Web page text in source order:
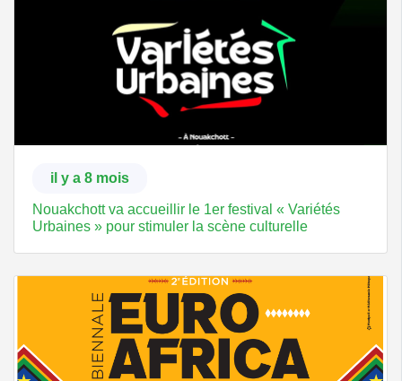
il y a 8 mois
Nouakchott va accueillir le 1er festival « Variétés
Urbaines » pour stimuler la scène culturelle